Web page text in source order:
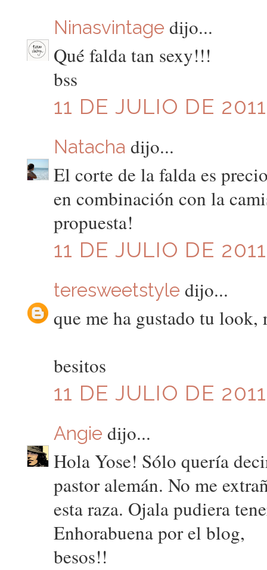
Ninasvintage dijo...
Qué falda tan sexy!!!
bss
11 DE JULIO DE
Natacha dijo...
El corte de la falda es
en combinación con la
propuesta!
11 DE JULIO DE
teresweetstyle dijo...
que me ha gustado tu
besitos
11 DE JULIO DE
Angie dijo...
Hola Yose! Sólo quería
pastor alemán. No me
esta raza. Ojala pudiera
Enhorabuena por el blog,
besos!!